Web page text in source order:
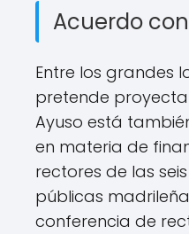
Acuerdo
Entre los grandes
pretende
Ayuso está
en materia de
rectores de las
públicas
conferencia de